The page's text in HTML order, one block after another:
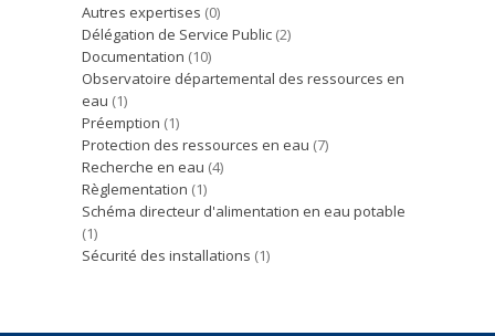
Autres expertises (0)
Délégation de Service Public (2)
Documentation (10)
Observatoire départemental des ressources en
eau (1)
Préemption (1)
Protection des ressources en eau (7)
Recherche en eau (4)
Règlementation (1)
Schéma directeur d'alimentation en eau potable
(1)
Sécurité des installations (1)